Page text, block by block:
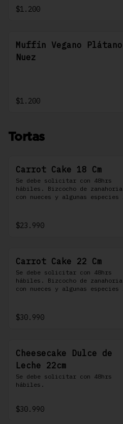
$1.200
Muffin Vegano Plátano
Nuez
$1.200
Tortas
Carrot Cake 18 Cm
Se debe solicitar con 48hrs
hábiles. Bizcocho de zanahoria
con nueces y algunas especies
crema.
$23.990
Carrot Cake 22 Cm
Se debe solicitar con 48hrs
hábiles. Bizcocho de zanahoria
con nueces y algunas especies
crema.
$30.990
Cheesecake Dulce de
Leche 22cm
Se debe solicitar con 48hrs
hábiles.
$30.990